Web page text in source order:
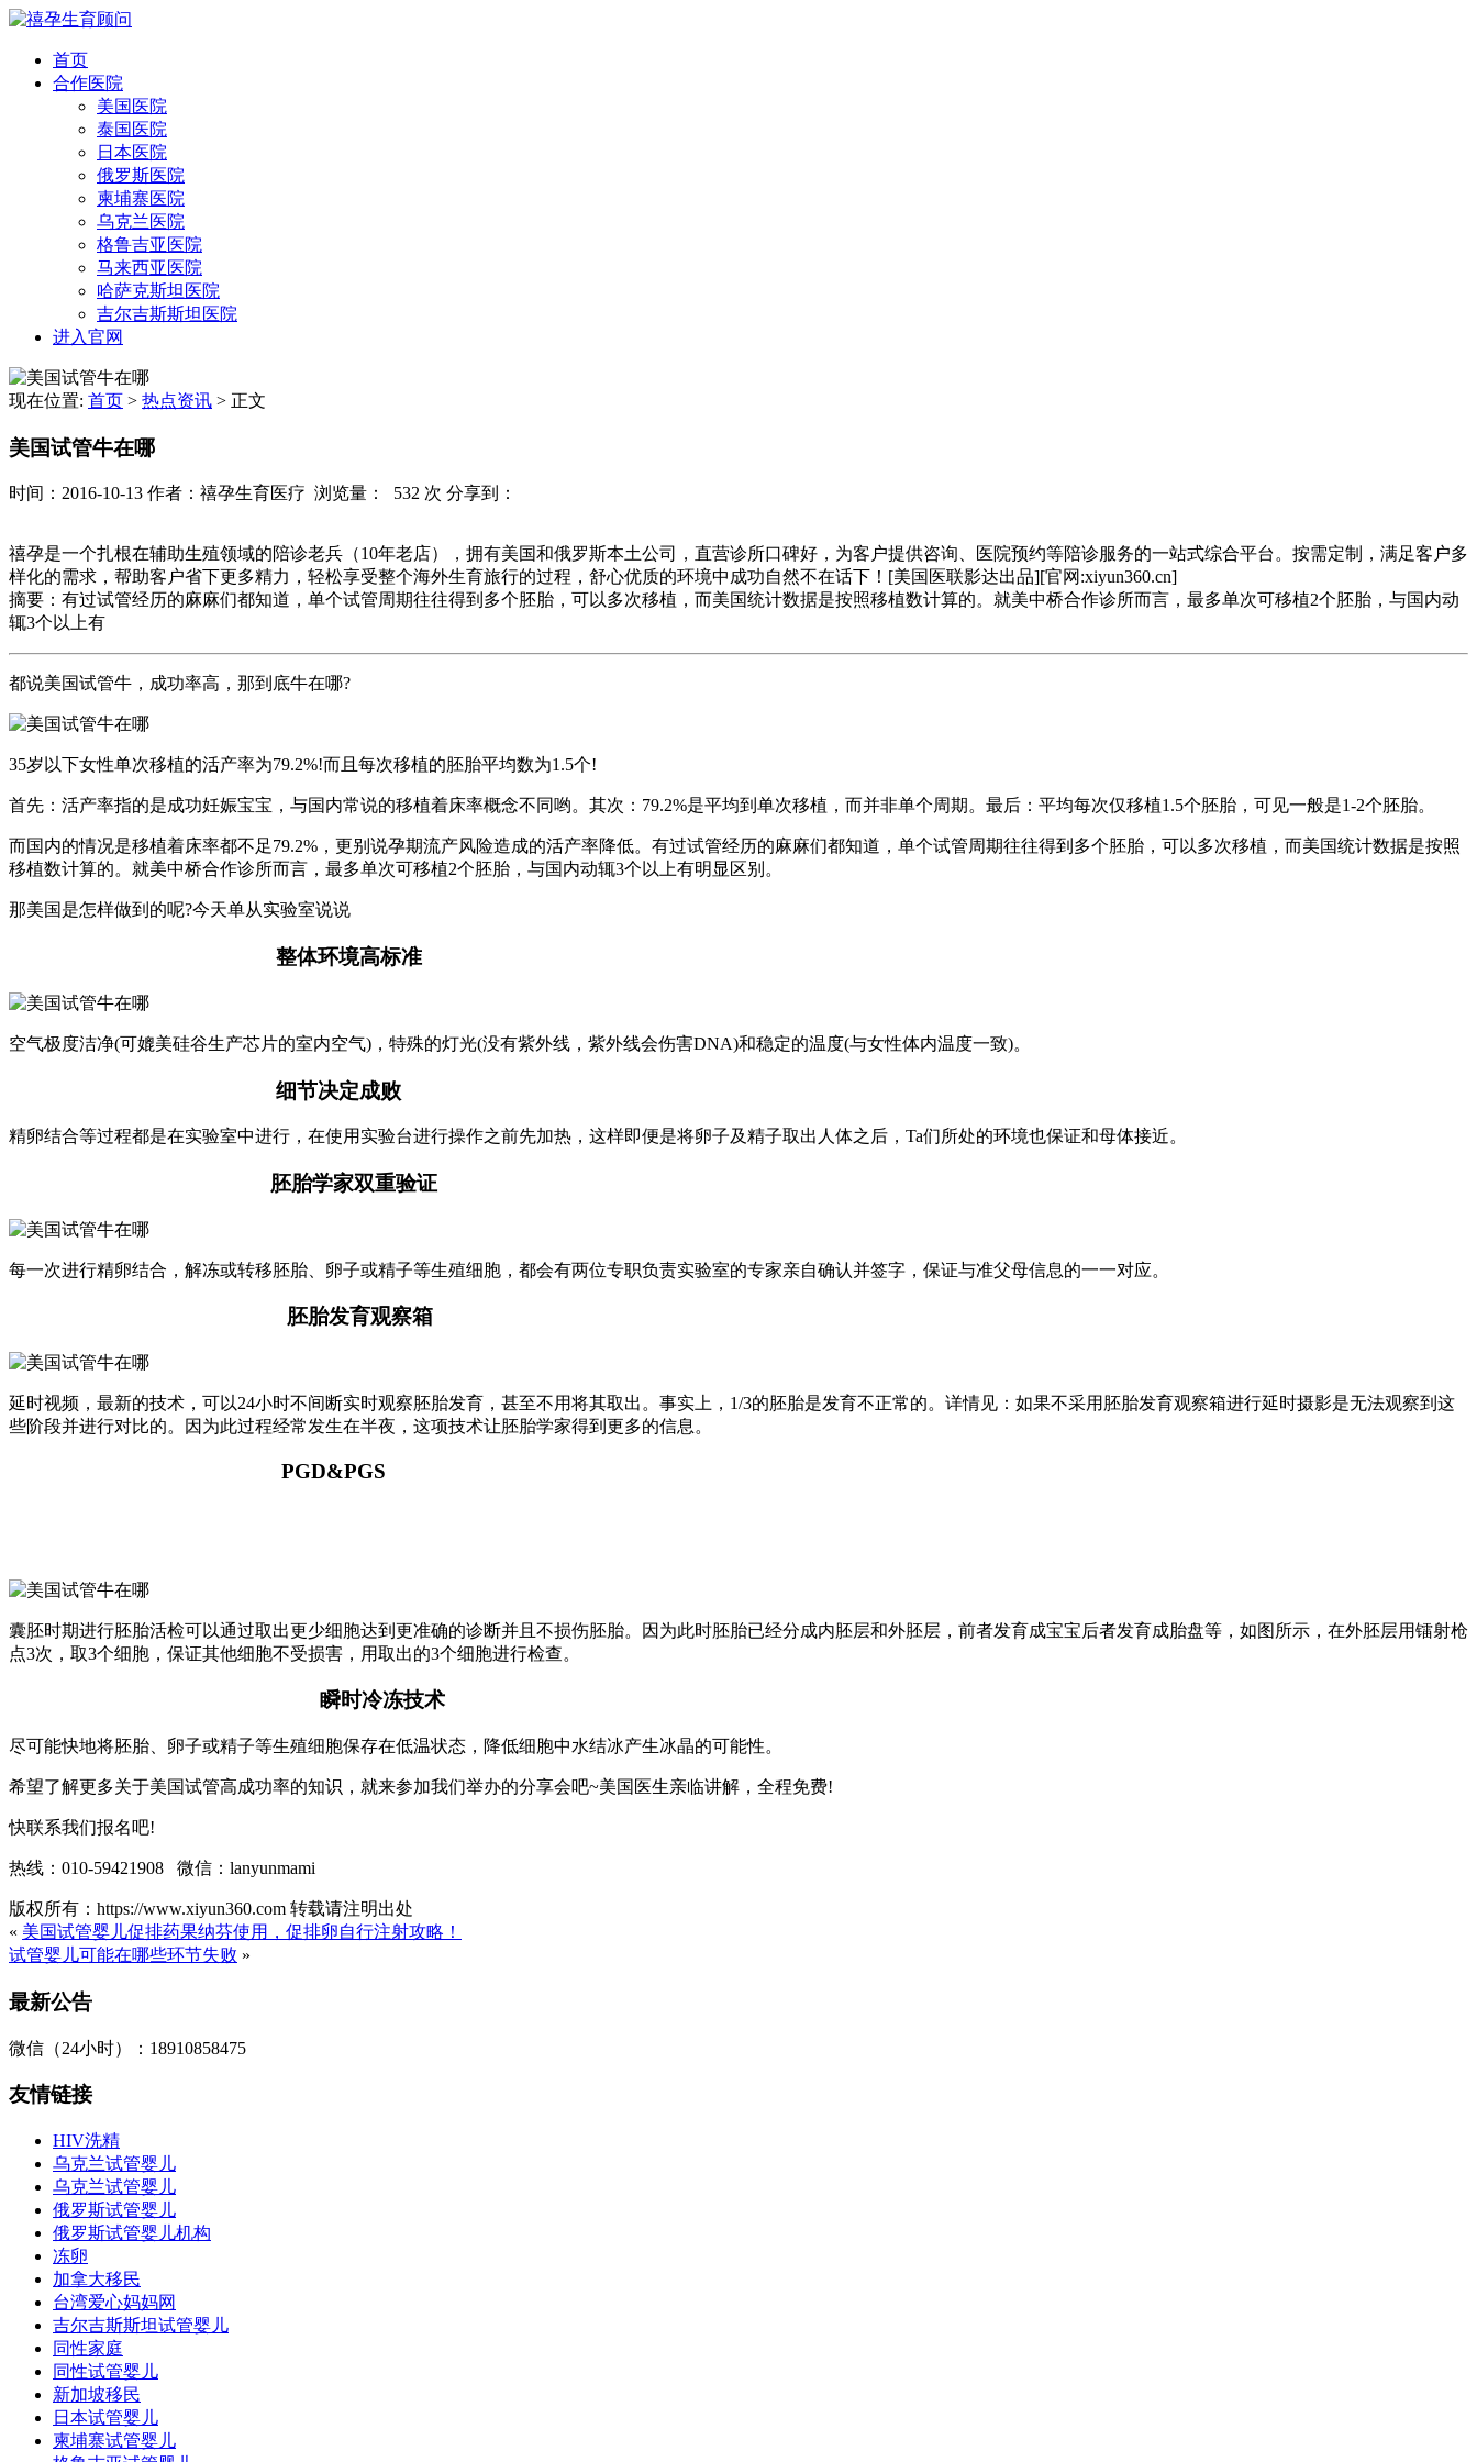
首页
合作医院
美国医院
泰国医院
日本医院
俄罗斯医院
柬埔寨医院
乌克兰医院
格鲁吉亚医院
马来西亚医院
哈萨克斯坦医院
吉尔吉斯斯坦医院
进入官网
现在位置: 首页 > 热点资讯 > 正文
美国试管牛在哪
时间：2016-10-13 作者：禧孕生育医疗 浏览量： 532 次 分享到：
禧孕是一个扎根在辅助生殖领域的陪诊老兵（10年老店），拥有美国和俄罗斯本土公司，直营诊所口碑好，为客户提供咨询、医院预约等陪诊服务的一站式综合平台。按需定制，满足客户多
样化的需求，帮助客户省下更多精力，轻松享受整个海外生育旅行的过程，舒心优质的环境中成功自然不在话下！[美国医联影达出品][官网:xiyun360.cn]
摘要：有过试管经历的麻麻们都知道，单个试管周期往往得到多个胚胎，可以多次移植，而美国统计数据是按照移植数计算的。就美中桥合作诊所而言，最多单次可移植2个胚胎，与国内动
辄3个以上有
都说美国试管牛，成功率高，那到底牛在哪?
35岁以下女性单次移植的活产率为79.2%!而且每次移植的胚胎平均数为1.5个!
首先：活产率指的是成功妊娠宝宝，与国内常说的移植着床率概念不同哟。其次：79.2%是平均到单次移植，而并非单个周期。最后：平均每次仅移植1.5个胚胎，可见一般是1-2个胚胎。
而国内的情况是移植着床率都不足79.2%，更别说孕期流产风险造成的活产率降低。有过试管经历的麻麻们都知道，单个试管周期往往得到多个胚胎，可以多次移植，而美国统计数据是按照
移植数计算的。就美中桥合作诊所而言，最多单次可移植2个胚胎，与国内动辄3个以上有明显区别。
那美国是怎样做到的呢?今天单从实验室说说
整体环境高标准
空气极度洁净(可媲美硅谷生产芯片的室内空气)，特殊的灯光(没有紫外线，紫外线会伤害DNA)和稳定的温度(与女性体内温度一致)。
细节决定成败
精卵结合等过程都是在实验室中进行，在使用实验台进行操作之前先加热，这样即便是将卵子及精子取出人体之后，Ta们所处的环境也保证和母体接近。
胚胎学家双重验证
每一次进行精卵结合，解冻或转移胚胎、卵子或精子等生殖细胞，都会有两位专职负责实验室的专家亲自确认并签字，保证与准父母信息的一一对应。
胚胎发育观察箱
延时视频，最新的技术，可以24小时不间断实时观察胚胎发育，甚至不用将其取出。事实上，1/3的胚胎是发育不正常的。详情见：如果不采用胚胎发育观察箱进行延时摄影是无法观察到这
些阶段并进行对比的。因为此过程经常发生在半夜，这项技术让胚胎学家得到更多的信息。
PGD&PGS
囊胚时期进行胚胎活检可以通过取出更少细胞达到更准确的诊断并且不损伤胚胎。因为此时胚胎已经分成内胚层和外胚层，前者发育成宝宝后者发育成胎盘等，如图所示，在外胚层用镭射枪
点3次，取3个细胞，保证其他细胞不受损害，用取出的3个细胞进行检查。
瞬时冷冻技术
尽可能快地将胚胎、卵子或精子等生殖细胞保存在低温状态，降低细胞中水结冰产生冰晶的可能性。
希望了解更多关于美国试管高成功率的知识，就来参加我们举办的分享会吧~美国医生亲临讲解，全程免费!
快联系我们报名吧!
热线：010-59421908 微信：lanyunmami
版权所有：https://www.xiyun360.com 转载请注明出处
« 美国试管婴儿促排药果纳芬使用，促排卵自行注射攻略！
试管婴儿可能在哪些环节失败 »
最新公告
微信（24小时）：18910858475
友情链接
HIV洗精
乌克兰试管婴儿
乌克兰试管婴儿
俄罗斯试管婴儿
俄罗斯试管婴儿机构
冻卵
加拿大移民
台湾爱心妈妈网
吉尔吉斯斯坦试管婴儿
同性家庭
同性试管婴儿
新加坡移民
日本试管婴儿
柬埔寨试管婴儿